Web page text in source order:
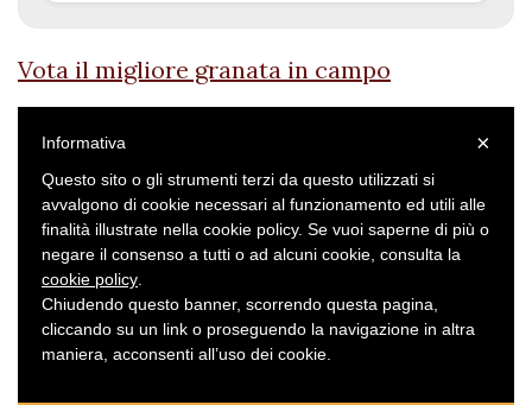
Vota il migliore granata in campo